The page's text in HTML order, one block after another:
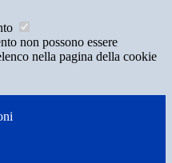
non possono essere
nella pagina della cookie